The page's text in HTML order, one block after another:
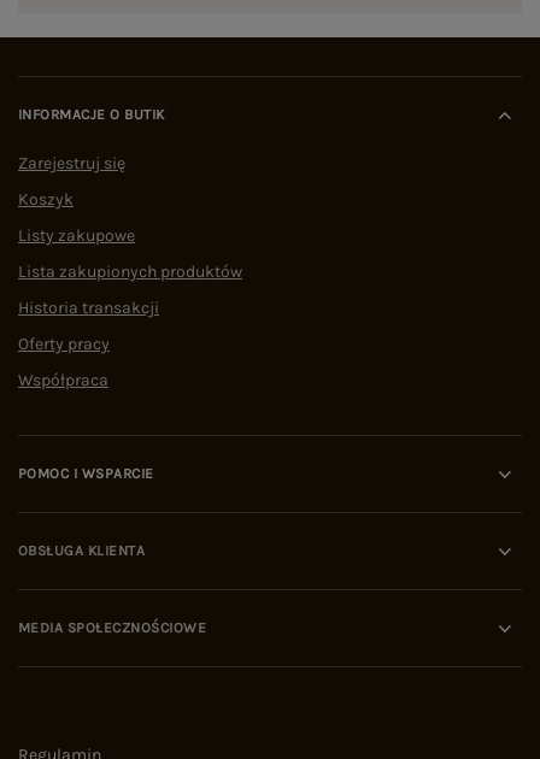
INFORMACJE O BUTIK
Zarejestruj się
Koszyk
Listy zakupowe
Lista zakupionych produktów
Historia transakcji
Oferty pracy
Współpraca
POMOC I WSPARCIE
OBSŁUGA KLIENTA
MEDIA SPOŁECZNOŚCIOWE